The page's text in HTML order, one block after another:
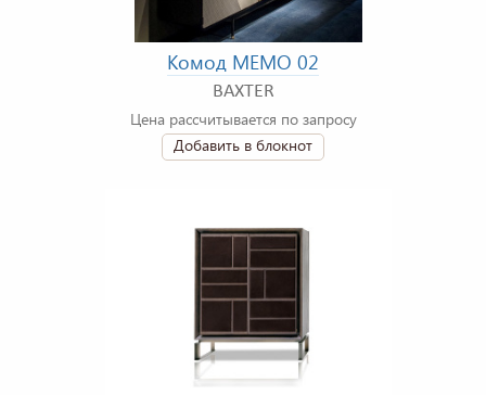
Комод MEMO 02
BAXTER
Цена рассчитывается по запросу
Добавить в блокнот